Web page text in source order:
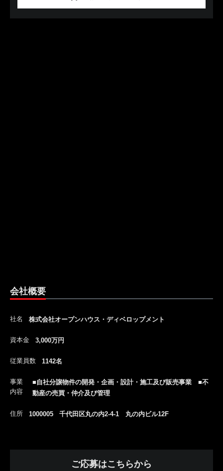
会社概要
社名 株式会社オープンハウス・ディベロップメント
資本金 3,000万円
従業員数 1142名
事業
内容
■自社分譲物件の開発・企画・設計・施工及び販売事業 ■不
動産の売買・仲介及び管理
住所 1000005 千代田区丸の内2-4-1 丸の内ビル12F
ご応募はこちらから